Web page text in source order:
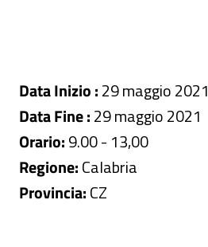
Data Inizio :29 maggio 2021
Data Fine :29 maggio 2021
Orario:9.00 - 13,00
Regione:Calabria
Provincia:CZ